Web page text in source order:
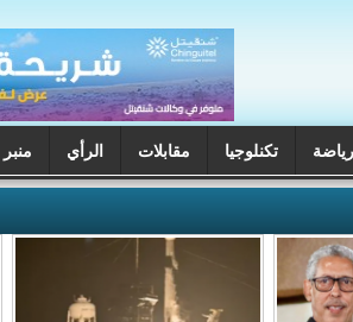
رياضة تكنلوجيا مقابلات الرأي منبر